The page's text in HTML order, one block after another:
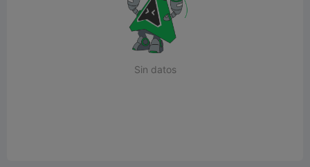
Sin datos